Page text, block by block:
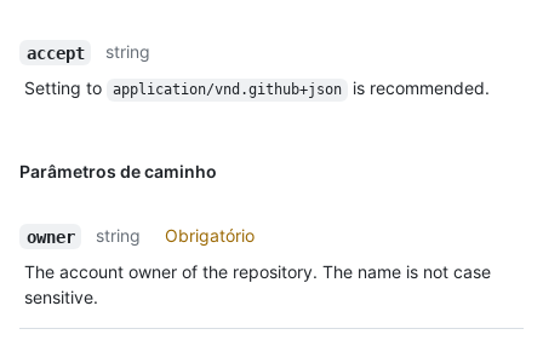
accept
string
Setting to
application/vnd.github+json is recommended.
Parâmetros de caminho
owner string
Obrigatório
The account owner of the repository. The name is not case
sensitive.